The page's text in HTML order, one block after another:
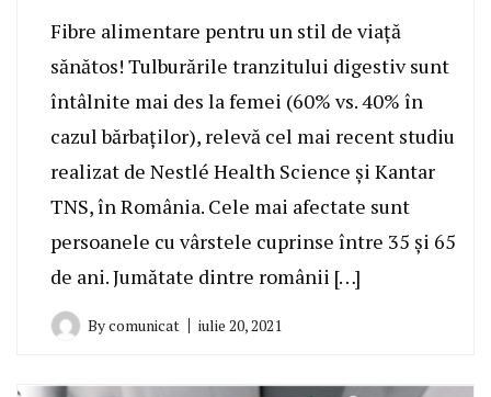
Fibre alimentare pentru un stil de viață
sănătos! Tulburările tranzitului digestiv sunt
întâlnite mai des la femei (60% vs. 40% în
cazul bărbaților), relevă cel mai recent studiu
realizat de Nestlé Health Science și Kantar
TNS, în România. Cele mai afectate sunt
persoanele cu vârstele cuprinse între 35 și 65
de ani. Jumătate dintre românii […]
Bycomunicat iulie 20, 2021